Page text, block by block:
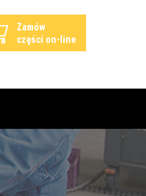
Zamów
części on-line